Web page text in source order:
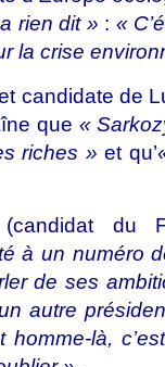
rien dit » : «
la crise
candidate de
que «
riches » et qu’
du
à un numéro
de ses
autre
là,